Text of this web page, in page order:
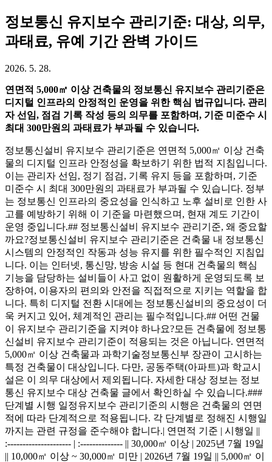
정보통신 유지보수 관리기준: 대상, 의무,
과태료, 유예 기간 완벽 가이드
2026. 5. 28.
연면적 5,000㎡ 이상 건축물의 정보통신 유지보수 관리기준은
디지털 인프라의 안정적인 운영을 위한 핵심 법규입니다. 관리
자 선임, 점검 기록 작성 등의 의무를 포함하며, 기준 미준수 시
최대 300만원의 과태료가 부과될 수 있습니다.
정보통신설비 유지보수 관리기준은 연면적 5,000㎡ 이상 건축
물의 디지털 인프라 안정성을 확보하기 위한 법적 지침입니다.
이는 관리자 선임, 정기 점검, 기록 유지 등을 포함하며, 기준
미준수 시 최대 300만원의 과태료가 부과될 수 있습니다. 정부
는 정보통신 인프라의 중요성을 인식하고 노후 설비로 인한 사
고를 예방하기 위해 이 기준을 마련했으며, 현재 계도 기간이
운영 중입니다.## 정보통신설비 유지보수 관리기준, 왜 중요할
까요?정보통신설비 유지보수 관리기준은 건축물 내 정보통신
시스템의 안정적인 작동과 성능 유지를 위한 필수적인 지침입
니다. 이는 인터넷, 통신망, 방송 시설 등 현대 건축물의 핵심
기능을 담당하는 설비들이 사고 없이 원활하게 운영되도록 보
장하여, 이용자의 편의와 안전을 직접적으로 지키는 역할을 합
니다. 특히 디지털 전환 시대에는 정보통신설비의 중요성이 더
욱 커지고 있어, 체계적인 관리는 필수적입니다.## 어떤 건물
이 유지보수 관리기준을 지켜야 하나요?모든 건축물에 정보통
신설비 유지보수 관리기준이 적용되는 것은 아닙니다. 연면적
5,000㎡ 이상 건축물과 과학기술정보통신부 장관이 고시하는
특정 건축물이 대상입니다. 다만, 공동주택(아파트)과 학교시
설은 이 의무 대상에서 제외됩니다. 자세한 대상 정보는 정보
통신 유지보수 대상 건축물 글에서 확인하실 수 있습니다.###
단계별 시행 일정유지보수 관리기준의 시행은 건축물의 연면
적에 따라 단계적으로 적용됩니다. 각 단계별로 정해진 시행일
까지는 관련 규정을 준수해야 합니다.| 연면적 기준 | 시행일 ||
:--------------------- | :-------------- || 30,000㎡ 이상 | 2025년 7월 19일
|| 10,000㎡ 이상 ~ 30,000㎡ 미만 | 2026년 7월 19일 || 5,000㎡ 이